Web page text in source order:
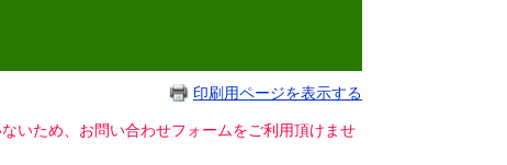
印刷用ページを表示する
いため、お問い合わせフォームをご利用頂けませ